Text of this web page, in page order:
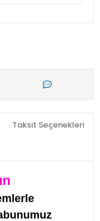
Taksit Seçenekleri